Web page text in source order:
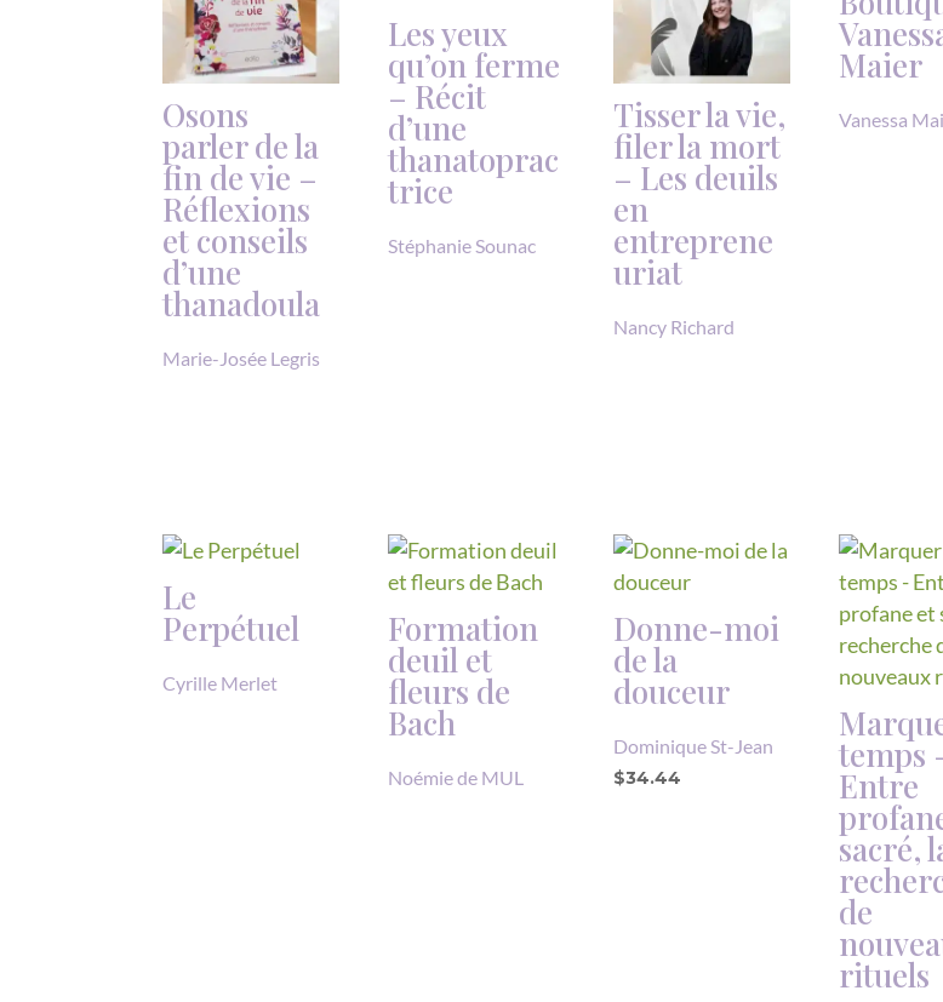
Osons
parler de la
fin de vie –
Réflexions
et conseils
d’une
thanadoula
Marie-Josée Legris
Les yeux
qu’on ferme
– Récit
d’une
thanatoprac
trice
Stéphanie Sounac
Tisser la vie,
filer la mort
– Les deuils
en
entreprene
uriat
Nancy Richard
Maier
Vanessa
Le
Perpétuel
Cyrille Merlet
Formation
deuil et
fleurs de
Bach
Noémie de MUL
Donne-moi
de la
douceur
Dominique St-Jean
$34.44
temps
Entre
sacré,
de
rituels